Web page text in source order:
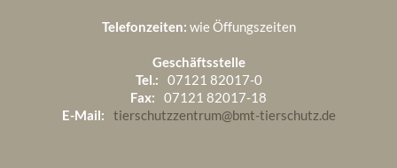
Telefonzeiten: wie Öffungszeiten
Geschäftsstelle
Tel.:
07121 82017-0
Fax:
07121 82017-18
E-Mail:
tierschutzzentrum@bmt-tierschutz.de